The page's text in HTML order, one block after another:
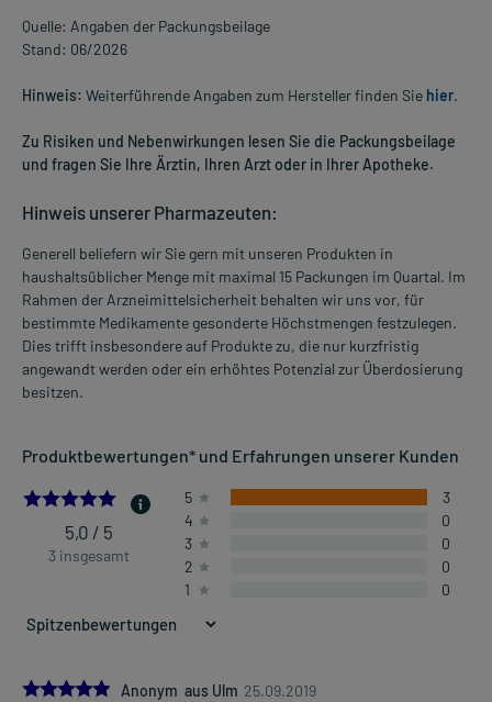
Quelle: Angaben der Packungsbeilage
Stand: 06/2026
Hinweis: Weiterführende Angaben zum Hersteller finden Sie hier.
Zu Risiken und Nebenwirkungen lesen Sie die Packungsbeilage
und fragen Sie Ihre Ärztin, Ihren Arzt oder in Ihrer Apotheke.
Hinweis unserer Pharmazeuten:
Generell beliefern wir Sie gern mit unseren Produkten in
haushaltsüblicher Menge mit maximal 15 Packungen im Quartal. Im
Rahmen der Arzneimittelsicherheit behalten wir uns vor, für
bestimmte Medikamente gesonderte Höchstmengen festzulegen.
Dies trifft insbesondere auf Produkte zu, die nur kurzfristig
angewandt werden oder ein erhöhtes Potenzial zur Überdosierung
besitzen.
Produktbewertungen* und Erfahrungen unserer Kunden
5.0
5,0 / 5
3 insgesamt
5
3
4
0
3
0
2
0
1
0
5.0Anonym aus Ulm 25.09.2019